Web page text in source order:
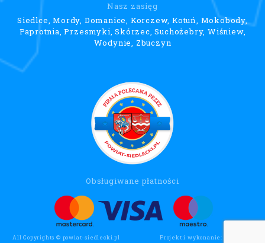
Nasz zasięg
Siedlce, Mordy, Domanice, Korczew, Kotuń, Mokobody,
Paprotnia, Przesmyki, Skórzec, Suchożebry, Wiśniew,
Wodynie, Zbuczyn
Obsługiwane płatności
All Copyrights © powiat-siedlecki.pl
Projekt i wykonanie: